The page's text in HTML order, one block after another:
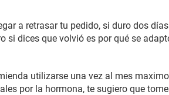
a retrasar tu pedido, si duro dos
si dices que volvió es por qué se
utilizarse una vez al mes
por la hormona, te sugiero que